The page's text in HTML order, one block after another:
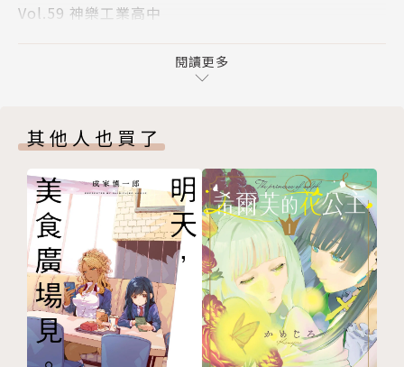
Vol.59 神樂工業高中
閱讀更多
其他人也買了